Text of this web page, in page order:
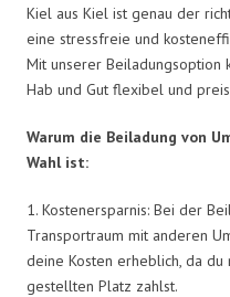
Kiel aus Kiel ist genau der
eine stressfreie und
Mit unserer Beiladungsoption
Hab und Gut flexibel und
Warum die Beiladung von
Wahl ist:
1. Kostenersparnis: Bei der
Transportraum mit anderen
deine Kosten erheblich, da
gestellten Platz zahlst.